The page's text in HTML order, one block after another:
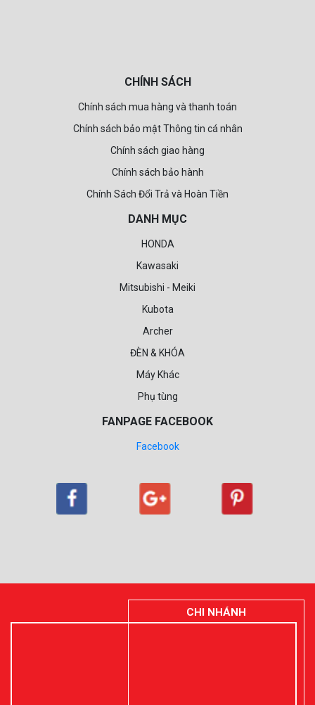
CHÍNH SÁCH
Chính sách mua hàng và thanh toán
Chính sách bảo mật Thông tin cá nhân
Chính sách giao hàng
Chính sách bảo hành
Chính Sách Đổi Trả và Hoàn Tiền
DANH MỤC
HONDA
Kawasaki
Mitsubishi - Meiki
Kubota
Archer
ĐÈN & KHÓA
Máy Khác
Phụ tùng
FANPAGE FACEBOOK
Facebook
CHI NHÁNH